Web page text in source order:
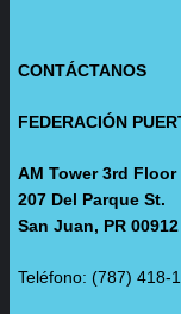
CONTÁCTANOS
FEDERACIÓN
AM Tower 3rd Floor
207 Del Parque St.
San Juan, PR 00912
Teléfono: (787) 418-